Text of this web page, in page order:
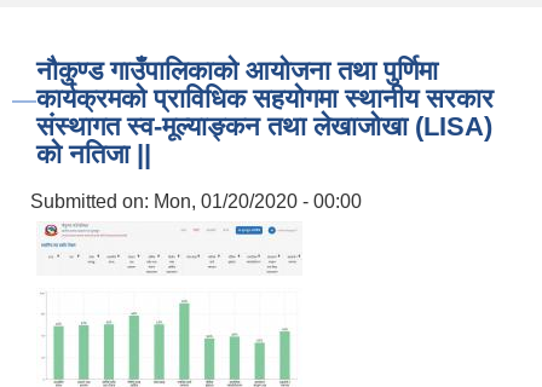
नौकुण्ड गाउँपालिकाको आयोजना तथा पुर्णिमा
कार्यक्रमको प्राविधिक सहयोगमा स्थानीय सरकार
संस्थागत स्व-मूल्याङ्कन तथा लेखाजोखा (LISA)
को नतिजा ||
Submitted on: Mon, 01/20/2020 - 00:00